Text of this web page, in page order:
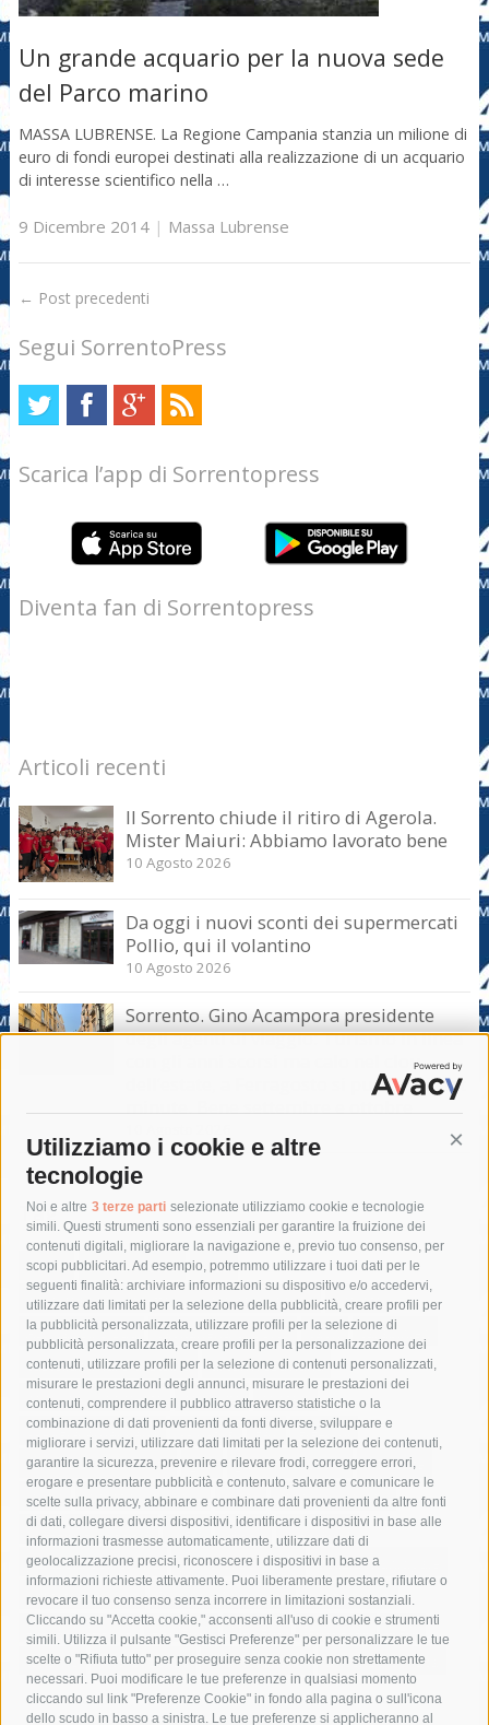
Utilizziamo i cookie e altre
tecnologie
Noi e altre 3 terze parti selezionate utilizziamo cookie e tecnologie
simili. Questi strumenti sono essenziali per garantire la fruizione dei
contenuti digitali, migliorare la navigazione e, previo tuo consenso, per
scopi pubblicitari. Ad esempio, potremmo utilizzare i tuoi dati per le
seguenti finalità: archiviare informazioni su dispositivo e/o accedervi,
utilizzare dati limitati per la selezione della pubblicità, creare profili per
la pubblicità personalizzata, utilizzare profili per la selezione di
pubblicità personalizzata, creare profili per la personalizzazione dei
contenuti, utilizzare profili per la selezione di contenuti personalizzati,
misurare le prestazioni degli annunci, misurare le prestazioni dei
contenuti, comprendere il pubblico attraverso statistiche o la
combinazione di dati provenienti da fonti diverse, sviluppare e
migliorare i servizi, utilizzare dati limitati per la selezione dei contenuti,
garantire la sicurezza, prevenire e rilevare frodi, correggere errori,
erogare e presentare pubblicità e contenuto, salvare e comunicare le
scelte sulla privacy, abbinare e combinare dati provenienti da altre fonti
di dati, collegare diversi dispositivi, identificare i dispositivi in base alle
informazioni trasmesse automaticamente, utilizzare dati di
geolocalizzazione precisi, riconoscere i dispositivi in base a
informazioni richieste attivamente. Puoi liberamente prestare, rifiutare o
revocare il tuo consenso senza incorrere in limitazioni sostanziali.
Cliccando su "Accetta cookie," acconsenti all'uso di cookie e strumenti
simili. Utilizza il pulsante "Gestisci Preferenze" per personalizzare le tue
scelte o "Rifiuta tutto" per proseguire senza cookie non strettamente
necessari. Puoi modificare le tue preferenze in qualsiasi momento
cliccando sul link "Preferenze Cookie" in fondo alla pagina o sull'icona
dello scudo in basso a sinistra. Le tue preferenze si applicheranno al
Un grande acquario per la nuova sede
del Parco marino
MASSA LUBRENSE. La Regione Campania stanzia un milione di
euro di fondi europei destinati alla realizzazione di un acquario
di interesse scientifico nella …
9 Dicembre 2014| Massa Lubrense
← Post precedenti
Segui SorrentoPress
Scarica l’app di Sorrentopress
Diventa fan di Sorrentopress
Articoli recenti
Il Sorrento chiude il ritiro di Agerola.
Mister Maiuri: Abbiamo lavorato bene
10 Agosto 2026
Da oggi i nuovi sconti dei supermercati
Pollio, qui il volantino
10 Agosto 2026
Sorrento. Gino Acampora presidente
degli agenti di viaggio: Turismo in linea
con gli anni scorsi ma calo nel clou
dell’estate, a Ferragosto si punta sul last
minute. Bene settembre e ottobre
Tag
acqua allerta meteo
anas
area marina protetta di punta campanella
arresto
Asl Napoli 3 sud
capitaneria di porto capri
carabinieri
castellammare di stabia
circumvesuviana
comune di sorrento
concerto
contagi
costiera amalfitana
covid-19 eav
elezioni
fondazione sorrento
gori guardia costiera
incidente
lavori
lorenzo balducelli mare
massa lubrense
massimo coppola
Meta napoli
ordinanza
penisola sorrentina
piano di sorrento
polizia municipale
protezione civile
Regione Campania
sant'agnello
sindaco cuomo
sorrento studenti temporali
treni
turismo
Vico Equense villa fiorentino vincenzo de luca